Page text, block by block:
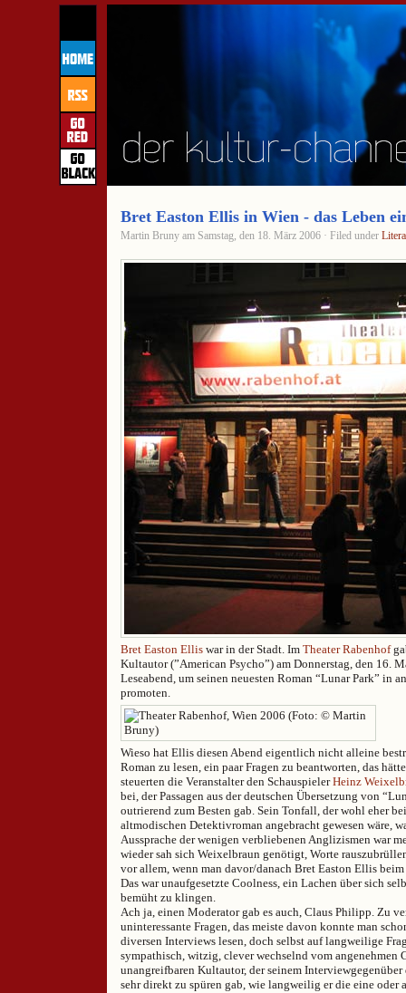
Bret Easton Ellis in Wien - das Leben
Martin Bruny am Samstag, den 18. März 2006 · Filed under
Bret Easton Ellis war in der Stadt. Im Theater Rabenhof
Kultautor (”American Psycho”) am Donnerstag, den 16.
Leseabend, um seinen neuesten Roman “Lunar Park” in
promoten.
Wieso hat Ellis diesen Abend eigentlich nicht alleine
Roman zu lesen, ein paar Fragen zu beantworten, das
steuerten die Veranstalter den SchauspielerHeinz
bei, der Passagen aus der deutschen Übersetzung von
outrierend zum Besten gab. Sein Tonfall, der wohl eher
altmodischen Detektivroman angebracht gewesen wäre,
Aussprache der wenigen verbliebenen Anglizismen war
wieder sah sich Weixelbraun genötigt, Worte
vor allem, wenn man davor/danach Bret Easton Ellis
Das war unaufgesetzte Coolness, ein Lachen über sich
bemüht zu klingen.
Ach ja, einen Moderator gab es auch, Claus Philipp. Zu
uninteressante Fragen, das meiste davon konnte man
diversen Interviews lesen, doch selbst auf langweilige
sympathisch, witzig, clever wechselnd vom angenehmen
unangreifbaren Kultautor, der seinem
sehr direkt zu spüren gab, wie langweilig er die eine oder